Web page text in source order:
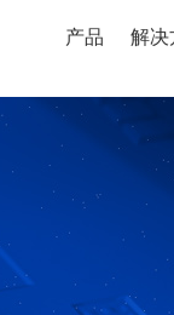
产品 解决